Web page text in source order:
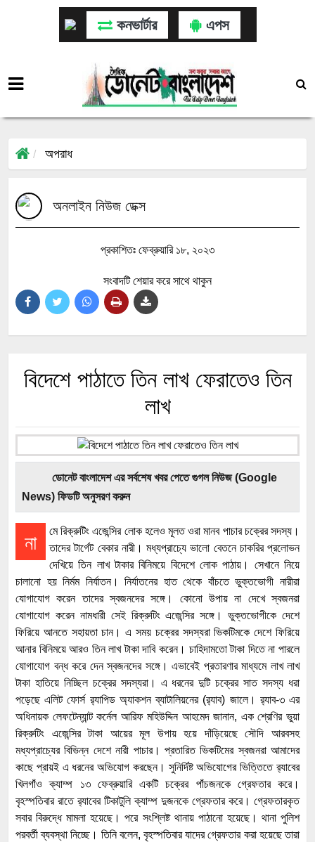
কনভার্টার এপস
অপরাধ
অনলাইন নিউজ ডেক্স
প্রকাশিতঃ ফেব্রুয়ারি ১৮, ২০২৩
সংবাদটি শেয়ার করে সাথে থাকুন
বিদেশে পাঠাতে তিন লাখ ফেরাতেও তিন
লাখ
ডোনেট বাংলাদেশ এর সর্বশেষ খবর পেতে গুগল নিউজ (Google
News) ফিডটি অনুসরণ করুন
না
মে রিক্রুটিং এজেন্সির লোক হলেও মূলত ওরা মানব পাচার চক্রের সদস্য।
তাদের টার্গেট বেকার নারী। মধ্যপ্রাচ্যে ভালো বেতনে চাকরির প্রলোভন
দেখিয়ে তিন লাখ টাকার বিনিময়ে বিদেশে লোক পাঠায়। সেখানে নিয়ে
চালানো হয় নির্মম নির্যাতন। নির্যাতনের হাত থেকে বাঁচতে ভুক্তভোগী নারীরা
যোগাযোগ করেন তাদের স্বজনদের সঙ্গে। কোনো উপায় না দেখে স্বজনরা
যোগাযোগ করেন নামধারী সেই রিক্রুটিং এজেন্সির সঙ্গে। ভুক্তভোগীকে দেশে
ফিরিয়ে আনতে সহায়তা চান। এ সময় চক্রের সদস্যরা ভিকটিমকে দেশে ফিরিয়ে
আনার বিনিময়ে আরও তিন লাখ টাকা দাবি করেন। চাহিদামতো টাকা দিতে না পারলে
যোগাযোগ বন্ধ করে দেন স্বজনদের সঙ্গে। এভাবেই প্রতারণার মাধ্যমে লাখ লাখ
টাকা হাতিয়ে নিচ্ছিল চক্রের সদস্যরা। এ ধরনের দুটি চক্রের সাত সদস্য ধরা
পড়েছে এলিট ফোর্স র‌্যাপিড অ্যাকশন ব্যাটালিয়নের (র‌্যাব) জালে। র‌্যাব-৩ এর
অধিনায়ক লেফটেন্যান্ট কর্নেল আরিফ মহিউদ্দিন আহমেদ জানান, এক শ্রেণির ভুয়া
রিক্রুটিং এজেন্সির টাকা আয়ের মূল উপায় হয়ে দাঁড়িয়েছে সৌদি আরবসহ
মধ্যপ্রাচ্যের বিভিন্ন দেশে নারী পাচার। প্রতারিত ভিকটিমের স্বজনরা আমাদের
কাছে প্রায়ই এ ধরনের অভিযোগ করছেন। সুনির্দিষ্ট অভিযোগের ভিত্তিতে র‌্যাবের
খিলগাঁও ক্যাম্প ১৩ ফেব্রুয়ারি একটি চক্রের পাঁচজনকে গ্রেফতার করে।
বৃহস্পতিবার রাতে র‌্যাবের টিকাটুলি ক্যাম্প দুজনকে গ্রেফতার করে। গ্রেফতারকৃত
সবার বিরুদ্ধে মামলা হয়েছে। পরে সংশ্লিষ্ট থানায় পাঠানো হয়েছে। থানা পুলিশ
পরবর্তী ব্যবস্থা নিচ্ছে। তিনি বলেন, বৃহস্পতিবার যাদের গ্রেফতার করা হয়েছে তারা